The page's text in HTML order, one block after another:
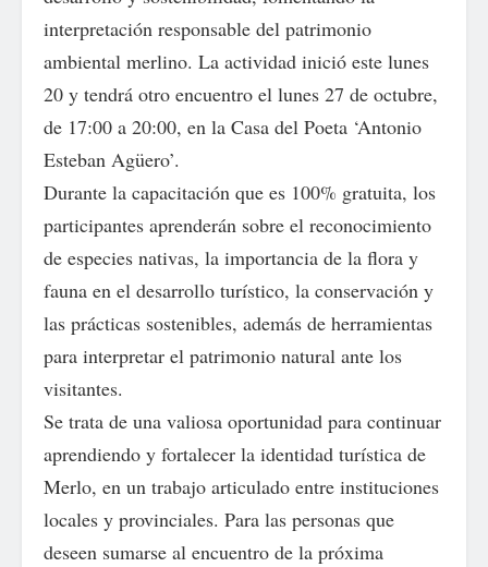
interpretación responsable del patrimonio
ambiental merlino. La actividad inició este lunes
20 y tendrá otro encuentro el lunes 27 de octubre,
de 17:00 a 20:00, en la Casa del Poeta ‘Antonio
Esteban Agüero’.
Durante la capacitación que es 100% gratuita, los
participantes aprenderán sobre el reconocimiento
de especies nativas, la importancia de la flora y
fauna en el desarrollo turístico, la conservación y
las prácticas sostenibles, además de herramientas
para interpretar el patrimonio natural ante los
visitantes.
Se trata de una valiosa oportunidad para continuar
aprendiendo y fortalecer la identidad turística de
Merlo, en un trabajo articulado entre instituciones
locales y provinciales. Para las personas que
deseen sumarse al encuentro de la próxima